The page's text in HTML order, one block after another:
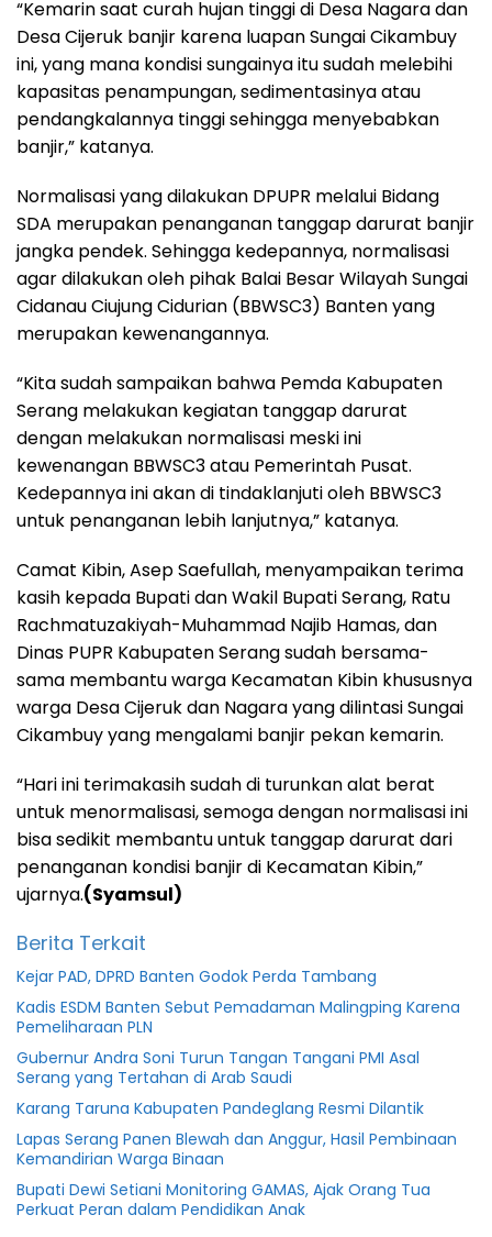
“Kemarin saat curah hujan tinggi di Desa Nagara dan
Desa Cijeruk banjir karena luapan Sungai Cikambuy
ini, yang mana kondisi sungainya itu sudah melebihi
kapasitas penampungan, sedimentasinya atau
pendangkalannya tinggi sehingga menyebabkan
banjir,” katanya.
Normalisasi yang dilakukan DPUPR melalui Bidang
SDA merupakan penanganan tanggap darurat banjir
jangka pendek. Sehingga kedepannya, normalisasi
agar dilakukan oleh pihak Balai Besar Wilayah Sungai
Cidanau Ciujung Cidurian (BBWSC3) Banten yang
merupakan kewenangannya.
“Kita sudah sampaikan bahwa Pemda Kabupaten
Serang melakukan kegiatan tanggap darurat
dengan melakukan normalisasi meski ini
kewenangan BBWSC3 atau Pemerintah Pusat.
Kedepannya ini akan di tindaklanjuti oleh BBWSC3
untuk penanganan lebih lanjutnya,” katanya.
Camat Kibin, Asep Saefullah, menyampaikan terima
kasih kepada Bupati dan Wakil Bupati Serang, Ratu
Rachmatuzakiyah-Muhammad Najib Hamas, dan
Dinas PUPR Kabupaten Serang sudah bersama-
sama membantu warga Kecamatan Kibin khususnya
warga Desa Cijeruk dan Nagara yang dilintasi Sungai
Cikambuy yang mengalami banjir pekan kemarin.
“Hari ini terimakasih sudah di turunkan alat berat
untuk menormalisasi, semoga dengan normalisasi ini
bisa sedikit membantu untuk tanggap darurat dari
penanganan kondisi banjir di Kecamatan Kibin,”
ujarnya.(Syamsul)
Berita Terkait
Kejar PAD, DPRD Banten Godok Perda Tambang
Kadis ESDM Banten Sebut Pemadaman Malingping Karena
Pemeliharaan PLN
Gubernur Andra Soni Turun Tangan Tangani PMI Asal
Serang yang Tertahan di Arab Saudi
Karang Taruna Kabupaten Pandeglang Resmi Dilantik
Lapas Serang Panen Blewah dan Anggur, Hasil Pembinaan
Kemandirian Warga Binaan
Bupati Dewi Setiani Monitoring GAMAS, Ajak Orang Tua
Perkuat Peran dalam Pendidikan Anak